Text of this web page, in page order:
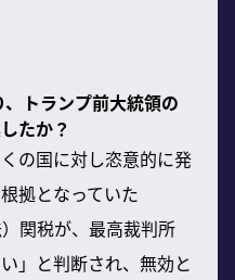
トランプ前大統領の
たか？
の国に対し恣意的に発
拠となっていた
関税が、最高裁判所
」と判断され、無効と